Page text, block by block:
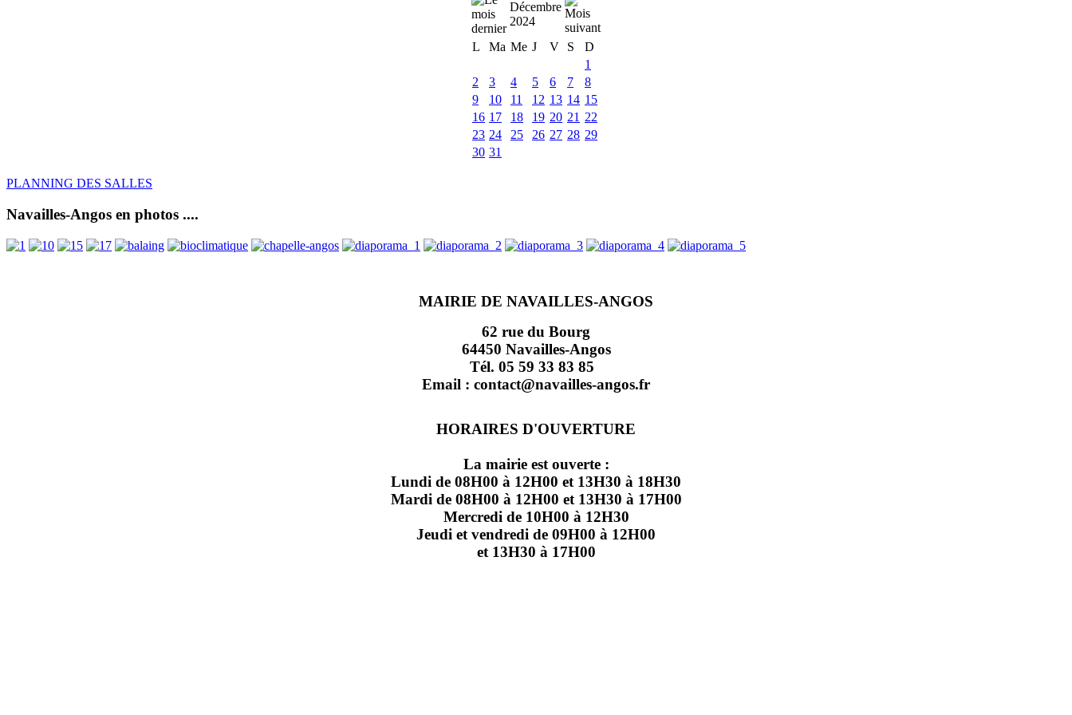
Décembre
2024
L
Ma Me J V S
D
1
2
3 4 5 6 7
8
9
10 11 12 13 14 15
16 17 18 19 20 21 22
23 24 25 26 27 28 29
30 31
PLANNING DES SALLES
Navailles-Angos en photos ....
MAIRIE DE NAVAILLES-ANGOS
62 rue du Bourg
64450 Navailles-Angos
Tél. 05 59 33 83 85
Email : contact@navailles-angos.fr
HORAIRES D'OUVERTURE
La mairie est ouverte :
Lundi de 08H00 à 12H00 et 13H30 à 18H30
Mardi de 08H00 à 12H00 et 13H30 à 17H00
Mercredi de 10H00 à 12H30
Jeudi et vendredi de 09H00 à 12H00
et 13H30 à 17H00